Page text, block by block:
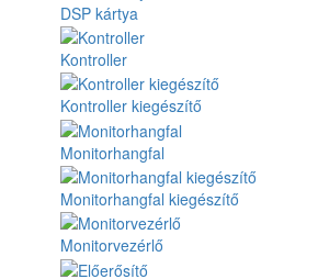
DSP kártya
Kontroller
Kontroller kiegészítő
Monitorhangfal
Monitorhangfal kiegészítő
Monitorvezérlő